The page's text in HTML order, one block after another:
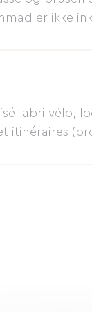
er ikke
abri vélo,
itinéraires